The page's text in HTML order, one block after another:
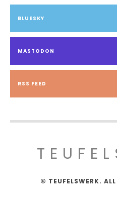
BLUESKY
MASTODON
RSS FEED
© TEUFELSWERK.